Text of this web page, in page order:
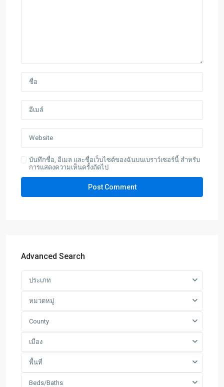
บันทึกชื่อ, อีเมล และชื่อเว็บไซต์ของฉันบนเบราว์เซอร์นี้ สำหรับ
การแสดงความเห็นครั้งถัดไป
Advanced Search
ประเภท
หมวดหมู่
County
เมือง
พื้นที่
Beds/Baths